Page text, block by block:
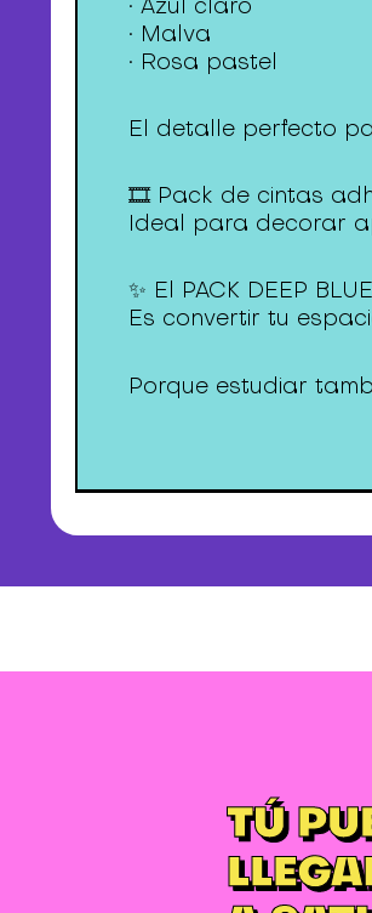
• Malva
• Rosa pastel
El detalle perfecto
🎞️ Pack de cintas
Ideal para decorar
✨ El PACK DEEP
Es convertir tu
Porque estudiar